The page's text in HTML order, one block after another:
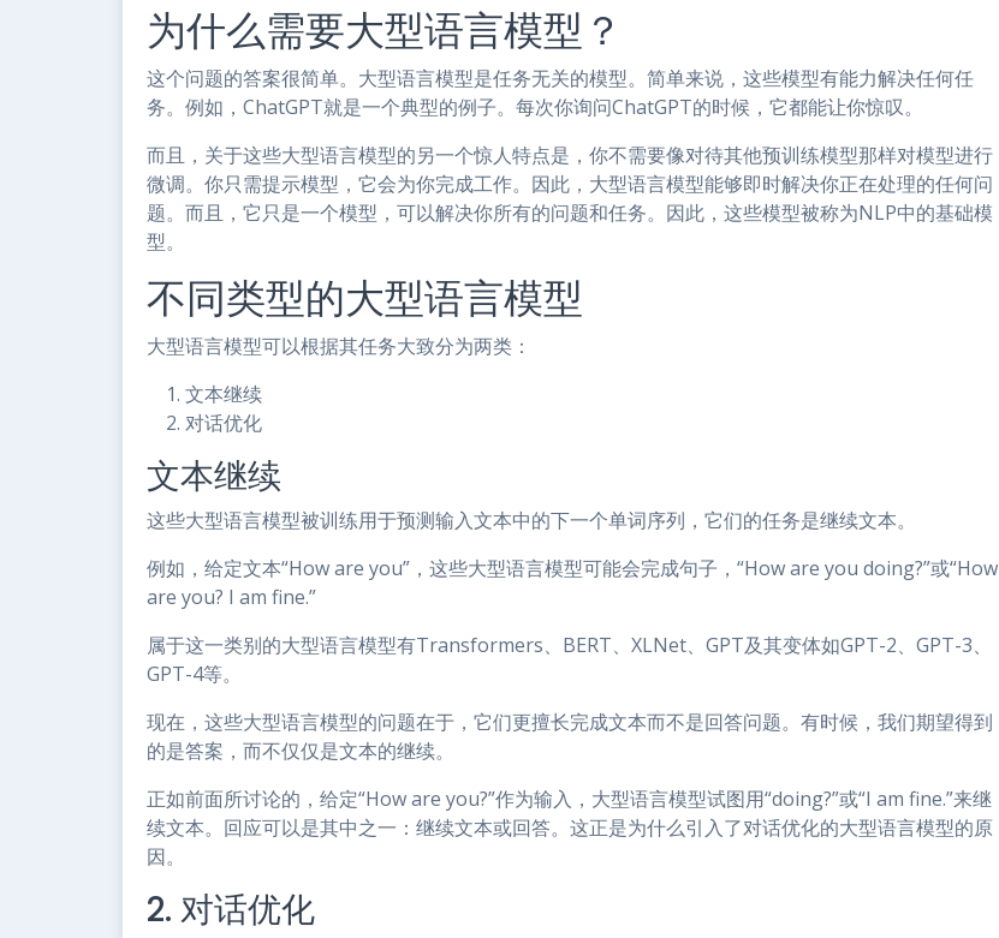
为什么需要大型语言模型？
这个问题的答案很简单。大型语言模型是任务无关的模型。简单来说，这些模型有能力解决任何任
务。例如，ChatGPT就是一个典型的例子。每次你询问ChatGPT的时候，它都能让你惊叹。
而且，关于这些大型语言模型的另一个惊人特点是，你不需要像对待其他预训练模型那样对模型进行
微调。你只需提示模型，它会为你完成工作。因此，大型语言模型能够即时解决你正在处理的任何问
题。而且，它只是一个模型，可以解决你所有的问题和任务。因此，这些模型被称为NLP中的基础模
型。
不同类型的大型语言模型
大型语言模型可以根据其任务大致分为两类：
文本继续
对话优化
文本继续
这些大型语言模型被训练用于预测输入文本中的下一个单词序列，它们的任务是继续文本。
例如，给定文本“How are you”，这些大型语言模型可能会完成句子，“How are you doing?”或“How
are you? I am fine.”
属于这一类别的大型语言模型有Transformers、BERT、XLNet、GPT及其变体如GPT-2、GPT-3、
GPT-4等。
现在，这些大型语言模型的问题在于，它们更擅长完成文本而不是回答问题。有时候，我们期望得到
的是答案，而不仅仅是文本的继续。
正如前面所讨论的，给定“How are you?”作为输入，大型语言模型试图用“doing?”或“I am fine.”来继
续文本。回应可以是其中之一：继续文本或回答。这正是为什么引入了对话优化的大型语言模型的原
因。
2. 对话优化